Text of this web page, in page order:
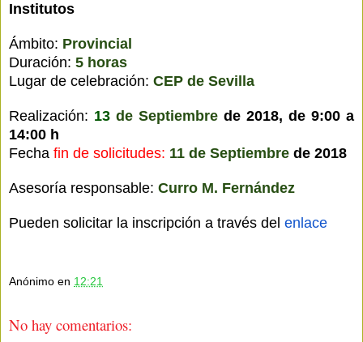
Institutos
Ámbito: Provincial
Duración: 5 horas
Lugar de celebración: CEP de Sevilla
Realización: 13 de Septiembre de 2018, de 9:00 a
14:00 h
Fecha fin de solicitudes: 11 de Septiembre de 2018
Asesoría responsable: Curro M. Fernández
Pueden solicitar la inscripción a través del enlace
Anónimo en 12:21
No hay comentarios: